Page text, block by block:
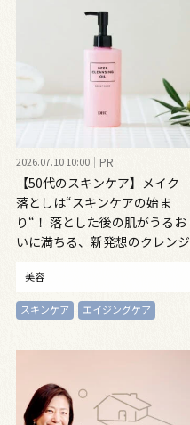
2026.07.10 10:00 PR
【50代のスキンケア】メイク
落としは“スキンケアの始ま
り“！ 落とした後の肌がうるお
いに満ちる、新発想のクレンジ
美容
スキンケア エイジングケア